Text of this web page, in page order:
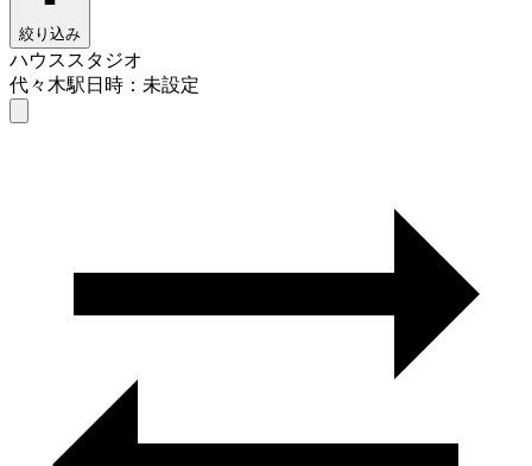
絞り込み
ハウススタジオ
代々木駅日時：未設定